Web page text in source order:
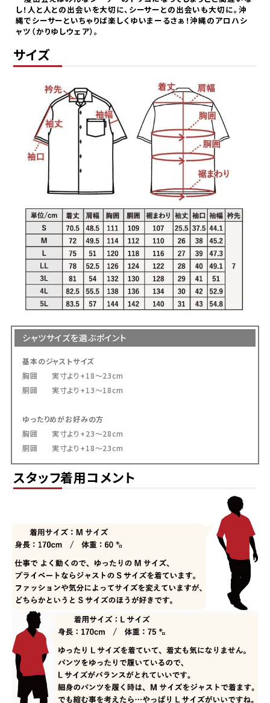
し！人と人との出会いを大切に、シーサーとの出会いも大切に。沖
縄でシーサーといちゃりば楽しくゆいまーるさぁ！沖縄のアロハシ
ャツ（かりゆしウェア）。
サイズ
シャツサイズを選ぶポイント
基本のジャストサイズ
胸囲 実寸より+18～23cm
胴囲 実寸より+13～18cm
ゆったりめがお好みの方
胸囲 実寸より+23～28cm
胴囲 実寸より+18～23cm
スタッフ着用コメント